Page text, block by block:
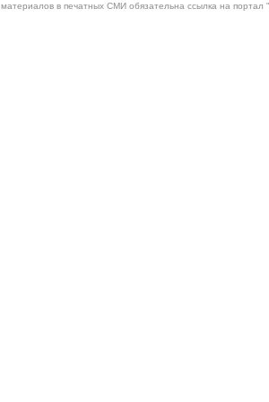
материалов в печатных СМИ обязательна ссылка на